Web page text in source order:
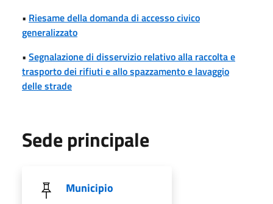
• Riesame della domanda di accesso civico
generalizzato
• Segnalazione di disservizio relativo alla raccolta e
trasporto dei rifiuti e allo spazzamento e lavaggio
delle strade
Sede principale
Municipio